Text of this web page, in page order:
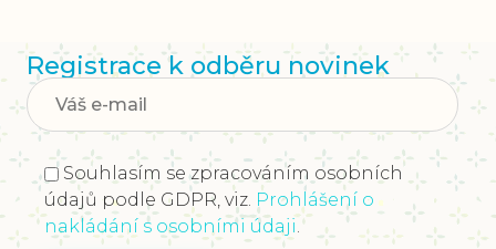
Registrace k odběru novinek
Souhlasím se zpracováním osobních
údajů podle GDPR, viz. Prohlášení o
nakládání s osobními údaji.